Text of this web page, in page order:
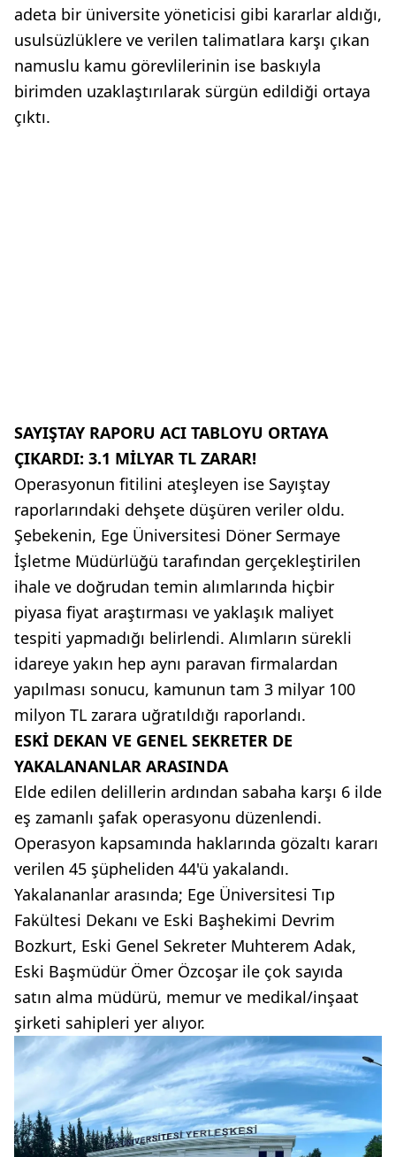
adeta bir üniversite yöneticisi gibi kararlar aldığı,
usulsüzlüklere ve verilen talimatlara karşı çıkan
namuslu kamu görevlilerinin ise baskıyla
birimden uzaklaştırılarak sürgün edildiği ortaya
çıktı.
SAYIŞTAY RAPORU ACI TABLOYU ORTAYA
ÇIKARDI: 3.1 MİLYAR TL ZARAR!
Operasyonun fitilini ateşleyen ise Sayıştay
raporlarındaki dehşete düşüren veriler oldu.
Şebekenin, Ege Üniversitesi Döner Sermaye
İşletme Müdürlüğü tarafından gerçekleştirilen
ihale ve doğrudan temin alımlarında hiçbir
piyasa fiyat araştırması ve yaklaşık maliyet
tespiti yapmadığı belirlendi. Alımların sürekli
idareye yakın hep aynı paravan firmalardan
yapılması sonucu, kamunun tam 3 milyar 100
milyon TL zarara uğratıldığı raporlandı.
ESKİ DEKAN VE GENEL SEKRETER DE
YAKALANANLAR ARASINDA
Elde edilen delillerin ardından sabaha karşı 6 ilde
eş zamanlı şafak operasyonu düzenlendi.
Operasyon kapsamında haklarında gözaltı kararı
verilen 45 şüpheliden 44'ü yakalandı.
Yakalananlar arasında; Ege Üniversitesi Tıp
Fakültesi Dekanı ve Eski Başhekimi Devrim
Bozkurt, Eski Genel Sekreter Muhterem Adak,
Eski Başmüdür Ömer Özcoşar ile çok sayıda
satın alma müdürü, memur ve medikal/inşaat
şirketi sahipleri yer alıyor.